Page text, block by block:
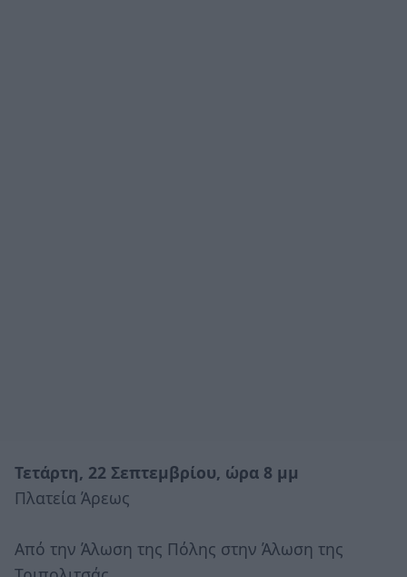
Τετάρτη, 22 Σεπτεμβρίου, ώρα 8 μμ
Πλατεία Άρεως
Από την Άλωση της Πόλης στην Άλωση της